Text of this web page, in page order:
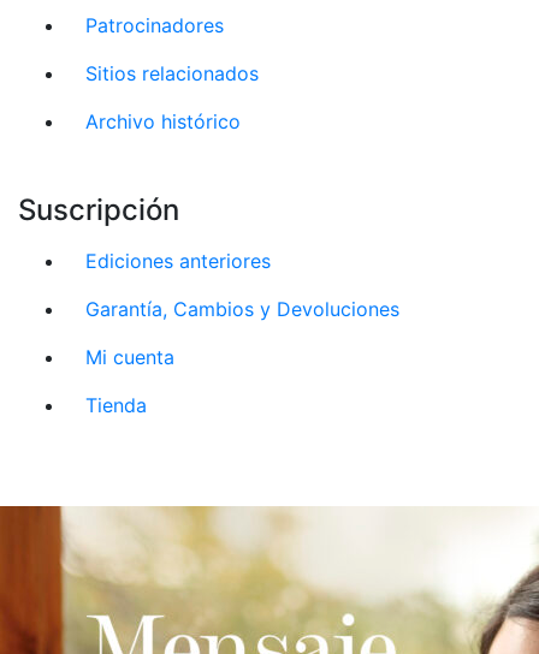
Patrocinadores
Sitios relacionados
Archivo histórico
Suscripción
Ediciones anteriores
Garantía, Cambios y Devoluciones
Mi cuenta
Tienda